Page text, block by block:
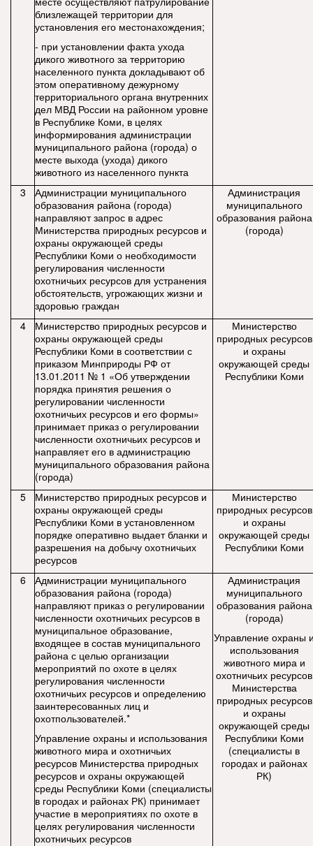
близлежащей территории для
установления его местонахождения;
- при установлении факта ухода
дикого животного за территорию
населенного пункта докладывают об
этом оперативному дежурному
территориального органа внутренних
дел МВД России на районном уровне
в Республике Коми, в целях
информирования администрации
муниципального района (города) о
месте выхода (ухода) дикого
животного из населенного пункта
3
Администрации муниципального
образования района (города)
направляют запрос в адрес
Министерства природных ресурсов и
охраны окружающей среды
Республики Коми о необходимости
регулирования численности
охотничьих ресурсов для устранения
обстоятельств, угрожающих жизни и
здоровью граждан
Администрация
муниципального
образования района
(города)
4
Министерство природных ресурсов и
охраны окружающей среды
Республики Коми в соответствии с
приказом Минприроды РФ от
13.01.2011 № 1 «Об утверждении
порядка принятия решения о
регулировании численности
охотничьих ресурсов и его формы»
принимает приказ о регулировании
численности охотничьих ресурсов и
направляет его в администрацию
муниципального образования района
(города)
Министерство
природных ресурсов
и охраны
окружающей среды
Республики Коми
5
Министерство природных ресурсов и
охраны окружающей среды
Республики Коми в установленном
порядке оперативно выдает бланки и
разрешения на добычу охотничьих
ресурсов
Министерство
природных ресурсов
и охраны
окружающей среды
Республики Коми
6
Администрации муниципального
образования района (города)
направляют приказ о регулировании
численности охотничьих ресурсов в
муниципальное образование,
входящее в состав муниципального
района с целью организации
мероприятий по охоте в целях
регулирования численности
охотничьих ресурсов и определению
заинтересованных лиц и
охотпользователей.*
Управление охраны и использования
животного мира и охотничьих
ресурсов Министерства природных
ресурсов и охраны окружающей
среды Республики Коми (специалисты
в городах и районах РК) принимает
участие в мероприятиях по охоте в
целях регулирования численности
охотничьих ресурсов
Администрация
муниципального
образования района
(города)
Управление охраны
использования
животного мира и
охотничьих ресурсов
Министерства
природных ресурсов
и охраны
окружающей среды
Республики Коми
(специалисты в
городах и районах
РК)